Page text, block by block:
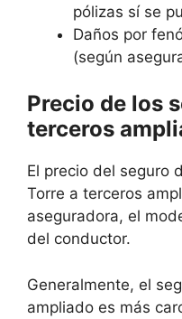
pólizas sí se
Daños por
(según
Precio de los
terceros
El precio del seguro
Torre a terceros
aseguradora, el
del conductor.
Generalmente, el
ampliado es más